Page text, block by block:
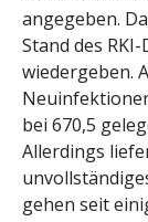
angegeben.
Stand des
wiedergeben.
bei 670,5
Allerdings
gehen seit